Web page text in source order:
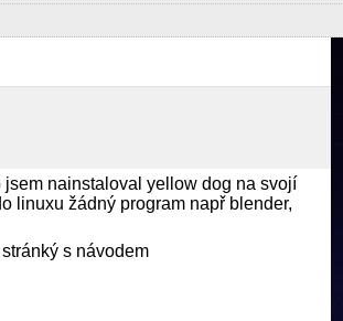
nainstaloval yellow dog na svojí
linuxu žádný program např blender,
s návodem